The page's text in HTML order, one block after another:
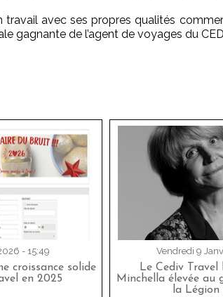
avec ses propres qualités
gagnante de l’agent de voyages du
- 15:49
croissance solide
en 2025
Vendredi 9
Le Cediv
Minchella élevée au
la Légion